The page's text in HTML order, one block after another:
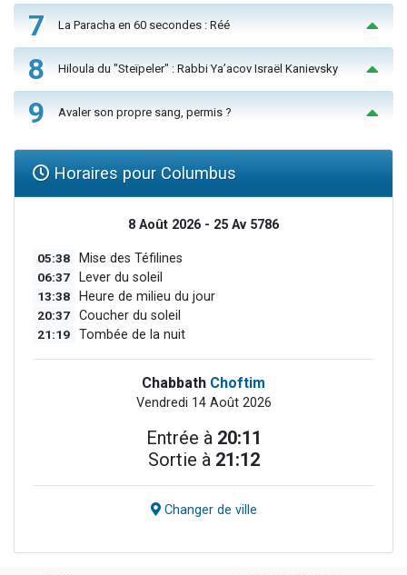
7 La Paracha en 60 secondes : Réé
8 Hiloula du "Steïpeler" : Rabbi Ya’acov Israël Kanievsky
9 Avaler son propre sang, permis ?
Horaires pour Columbus
8 Août 2026 - 25 Av 5786
05:38 Mise des Téfilines
06:37 Lever du soleil
13:38 Heure de milieu du jour
20:37 Coucher du soleil
21:19 Tombée de la nuit
Chabbath Choftim
Vendredi 14 Août 2026
Entrée à 20:11
Sortie à 21:12
Changer de ville